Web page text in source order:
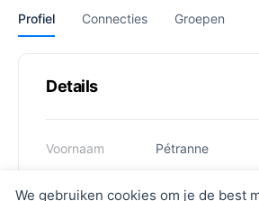
We gebruiken cookies om je de best
Profiel Connecties Groepen
Details
Voornaam Pétranne
Achternaam Noten